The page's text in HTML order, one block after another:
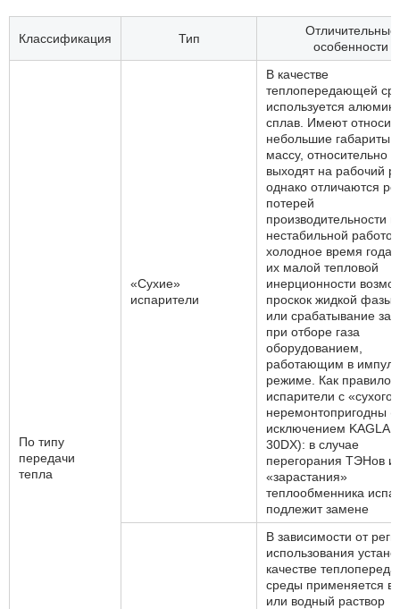
Классификация Тип
Отличительные
особенности
По типу
передачи
тепла
«Сухие»
испарители
В качестве
теплопередающей
используется
сплав. Имеют
небольшие габариты и
массу, относительно
выходят на рабочий
однако отличаются
потерей
производительности и
нестабильной
холодное время года.
их малой тепловой
инерционности
проскок жидкой фазы
или срабатывание
при отборе газа
оборудованием,
работающим в
режиме. Как правило,
испарители с
неремонтопригодны
исключением KAGLA
30DX): в случае
перегорания ТЭНов
«зарастания»
теплообменника
подлежит замене
В зависимости от
использования
качестве
среды применяется
или водный раствор